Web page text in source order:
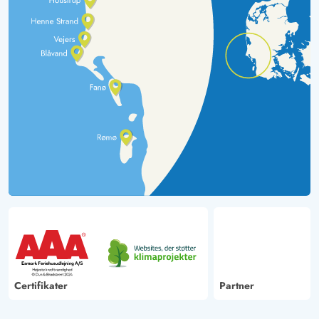
Certifikater Partner